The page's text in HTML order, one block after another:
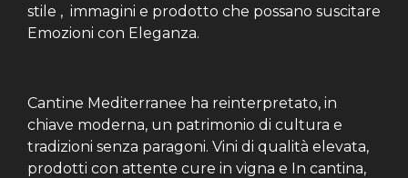
stile , immagini e prodotto che possano suscitare
Emozioni con Eleganza.
Cantine Mediterranee ha reinterpretato, in
chiave moderna, un patrimonio di cultura e
tradizioni senza paragoni. Vini di qualità elevata,
prodotti con attente cure in vigna e In cantina,